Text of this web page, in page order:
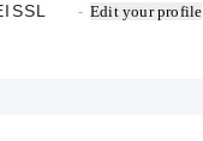
Edit your profile